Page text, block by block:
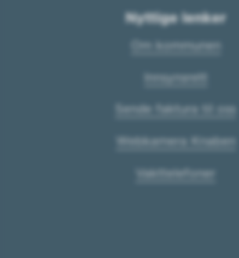
Nyttige lenker
Om kommunen
Innsynsrett
Sende faktura til oss
Webkamera Knaben
Vakttelefoner